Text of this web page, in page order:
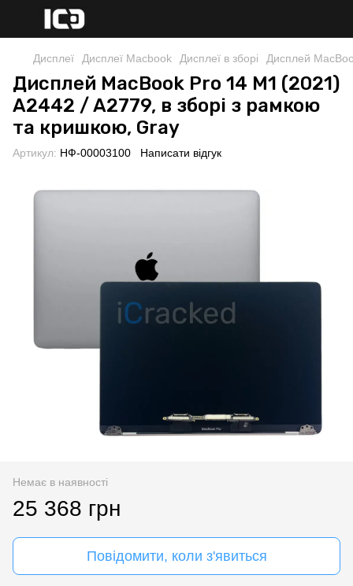
Дисплеї Дисплеї Macbook Дисплеї в зборі Дисплей
Дисплей MacBook Pro 14 M1 (2021)
A2442 / A2779, в зборі з рамкою
та кришкою, Gray
Артикул: НФ-00003100 Написати відгук
Немає в наявності
25 368 грн
Повідомити, коли з'явиться